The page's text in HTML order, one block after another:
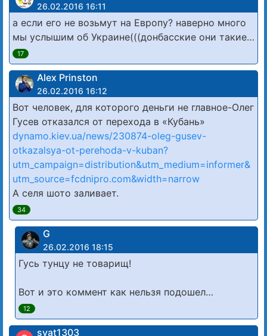
26.02.2016 16:11
а если его не возьмут на Европу? наверно много
мы услышим об Украине(((донбасские они такие…
17
Alex Prinston
26.02.2016 16:12
Вот человек, для которого деньги не главное-Олег
Гусев отказался от перехода в «Кубань»
dynamo.kiev.ua/news/230874-oleg-gusev-
otkazalsya-ot-perehoda-v-kuban?
utm_campaign=distribution&utm_medium=informer&
utm_source=fcdnipro.com&width=narrow
А селя шото заливает.
34
G
26.02.2016 18:15
Гусь тунцу не товарищ!
Вот и это коммент как нельзя подошел…
12
svat1303